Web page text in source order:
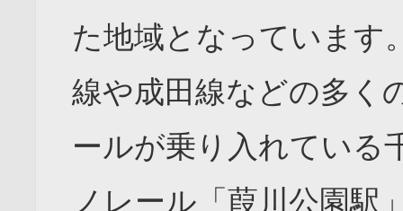
た地域となっています
線や成田線などの多く
ールが乗り入れている
ノレール「葭川公園駅